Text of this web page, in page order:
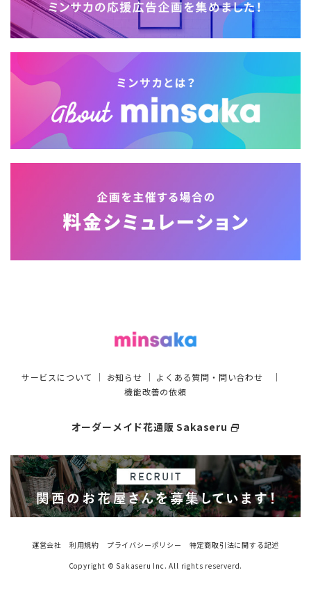
サービスについて ｜ お知らせ ｜ よくある質問・問い合わせ ｜
機能改善の依頼
オーダーメイド花通販 Sakaseru select_window
運営会社 利用規約 プライバシーポリシー
特定商取引法に関する記述
Copyright © Sakaseru Inc. All rights reserverd.